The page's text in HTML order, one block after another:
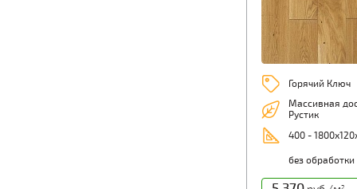
Горячий Ключ
Массивная
Рустик
400 -
без обработки